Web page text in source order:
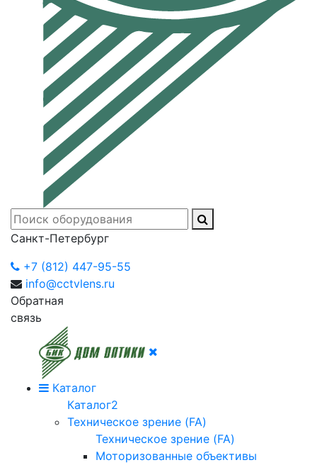
Санкт-Петербург
+7 (812) 447-95-55
info@cctvlens.ru
Обратная
связь
Каталог
Каталог2
Техническое зрение (FA)
Техническое зрение (FA)
Моторизованные объективы